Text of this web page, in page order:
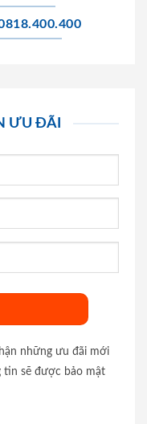
ƯU ĐÃI
những ưu đãi mới
tin sẽ được bảo mật